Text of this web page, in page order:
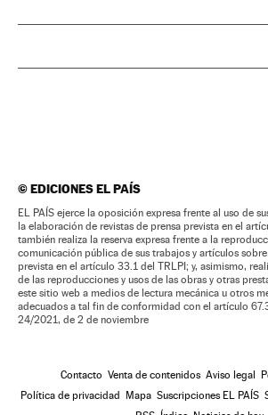
©EDICIONES EL PAÍS
EL PAÍS ejerce la oposición expresa frente al uso de
la elaboración de revistas de prensa prevista en el
también realiza la reserva expresa frente a la
comunicación pública de sus trabajos y artículos
prevista en el artículo 33.1 del TRLPI; y, asimismo,
de las reproducciones y usos de las obras y otras
este sitio web a medios de lectura mecánica u otros
adecuados a tal fin de conformidad con el artículo
24/2021, de 2 de noviembre
Contacto Venta de contenidos Aviso legal
Política de privacidad Mapa Suscripciones EL PAÍS